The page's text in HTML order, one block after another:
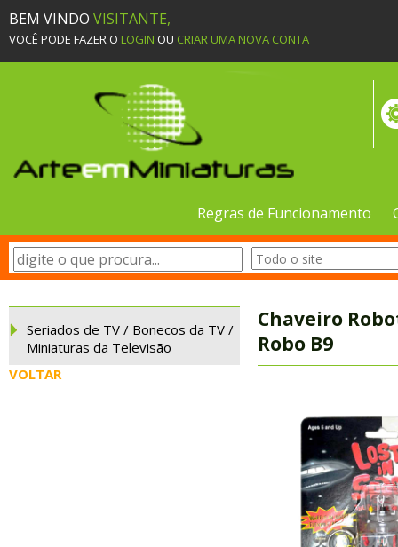
BEM VINDO VISITANTE,
VOCÊ PODE FAZER O LOGIN OU CRIAR UMA NOVA CONTA
Regras de Funcionamento
Seriados de TV / Bonecos da TV /
Miniaturas da Televisão
VOLTAR
Chaveiro
Robo B9